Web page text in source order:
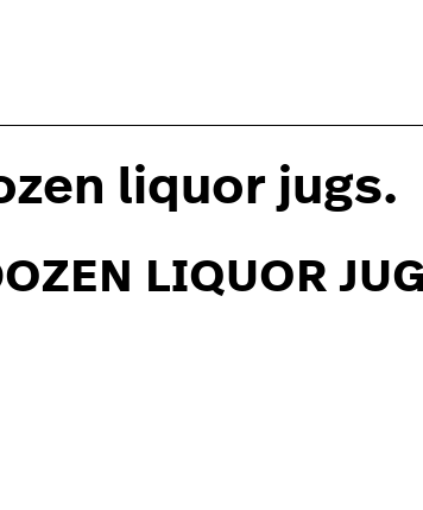
liquor jugs.
liquor